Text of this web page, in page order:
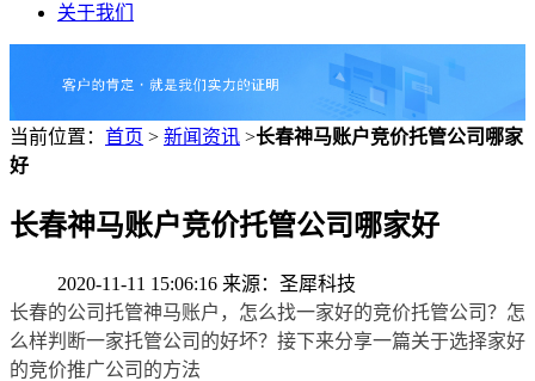
关于我们
当前位置： 首页 > 新闻资讯 >长春神马账户竞价托管公司哪家
好
长春神马账户竞价托管公司哪家好
2020-11-11 15:06:16 来源：圣犀科技
长春的公司托管神马账户，怎么找一家好的竞价托管公司？怎
么样判断一家托管公司的好坏？接下来分享一篇关于选择家好
的竞价推广公司的方法